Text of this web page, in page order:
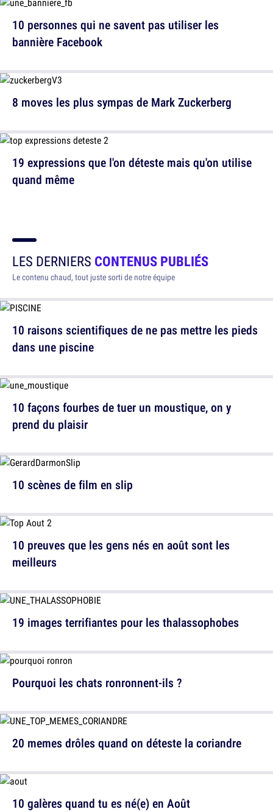
10 personnes qui ne savent pas utiliser les
bannière Facebook
19 expressions que l'on déteste mais qu'on utilise
quand même
8 moves les plus sympas de Mark Zuckerberg
LES DERNIERS CONTENUS PUBLIÉS
Le contenu chaud, tout juste sorti de notre équipe
10 raisons scientifiques de ne pas mettre les pieds
dans une piscine
10 scènes de film en slip
19 images terrifiantes pour les thalassophobes
20 memes drôles quand on déteste la coriandre
10 façons fourbes de tuer un moustique, on y
prend du plaisir
10 preuves que les gens nés en août sont les
meilleurs
Pourquoi les chats ronronnent-ils ?
10 galères quand tu es né(e) en Août